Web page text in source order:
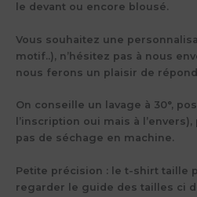
le devant ou encore blousé.
Vous souhaitez une
motif..), n’hésitez pas à nous
nous ferons un plaisir de
On conseille un lavage à 30°,
l’inscription oui mais à
pas de séchage en machine.
Petite précision : le t-shirt taille
regarder le guide des tailles ci